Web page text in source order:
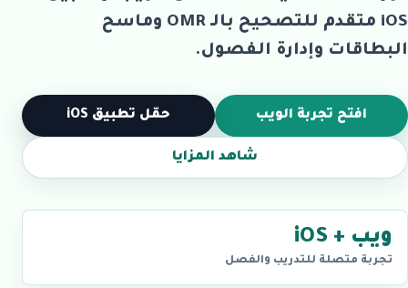
iOS متقدم للتصحيح بالـ OMR وماسح
البطاقات وإدارة الفصول.
افتح تجربة الويب حمّل تطبيق iOS
شاهد المزايا
ويب + iOS
تجربة متصلة للتدريب والفصل